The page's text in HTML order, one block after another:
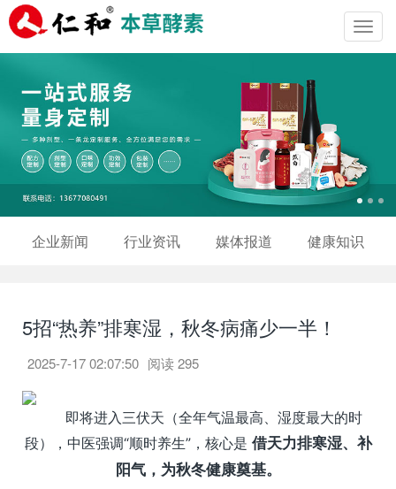
企业新闻 行业资讯 媒体报道 健康知识
5招“热养”排寒湿，秋冬病痛少一半！
2025-7-17 02:07:50 阅读295
即将进入三伏天（全年气温最高、湿度最大的时
段），中医强调“顺时养生”，核心是 借天力排寒湿、补
阳气，为秋冬健康奠基。